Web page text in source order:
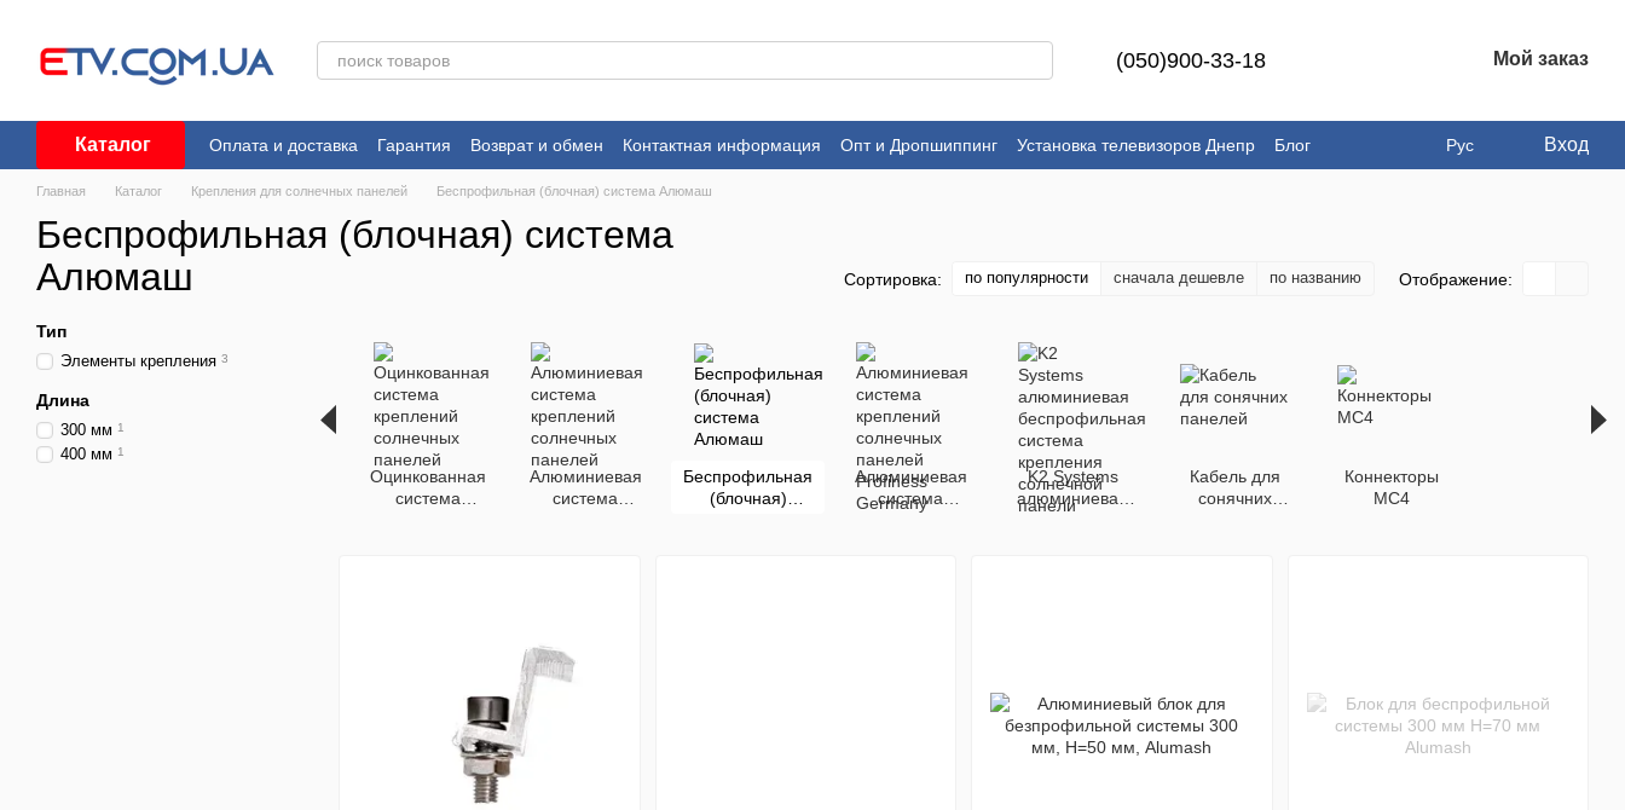
(050)900-33-18 Мой заказ
Каталог Оплата и доставка Гарантия Возврат и обмен Контактная информация Опт и Дропшиппинг Установка телевизоров Днепр
Блог
Пользовательское соглашение
Рус Вход
Главная Каталог Крепления для солнечных панелей Беспрофильная (блочная) система Алюмаш
Беспрофильная (блочная) система
Алюмаш
Сортировка: по популярности сначала дешевле по названию Отображение:
Оцинкованная
система
Алюминиевая
система
Беспрофильная
(блочная)
Алюминиевая
система
K2 Systems
алюминиевая
Кабель для
сонячних
Коннекторы
MC4
Тип
Элементы крепления 3
Длина
300 мм 1
400 мм 1